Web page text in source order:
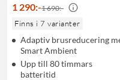
1 290:-1 690:-
Finns i 7 varianter
Adaptiv brusreducering
Smart Ambient
Upp till 80 timmars
batteritid